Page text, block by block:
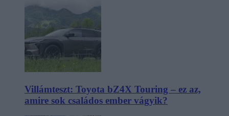
Villámteszt: Toyota bZ4X Touring – ez az,
amire sok családos ember vágyik?